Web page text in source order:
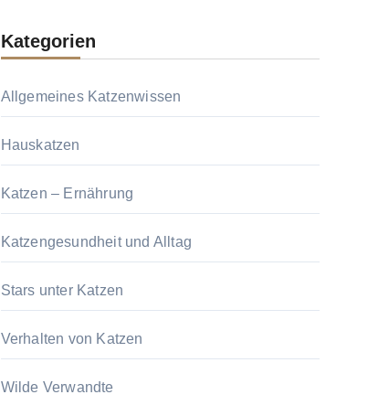
Kategorien
Allgemeines Katzenwissen
Hauskatzen
Katzen – Ernährung
Katzengesundheit und Alltag
Stars unter Katzen
Verhalten von Katzen
Wilde Verwandte